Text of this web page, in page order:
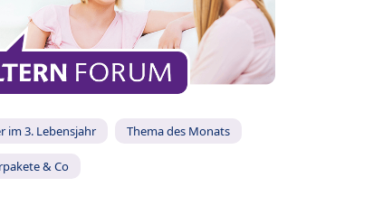
im 3. Lebensjahr Thema des Monats
& Co